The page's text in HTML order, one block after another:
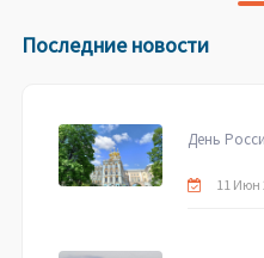
Последние новости
День
11 Июн